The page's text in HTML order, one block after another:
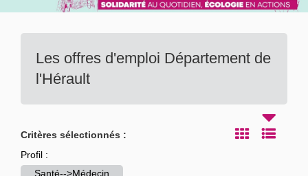
Les offres d'emploi Département de
l'Hérault
Critères sélectionnés :
Profil :
Santé-->Médecin